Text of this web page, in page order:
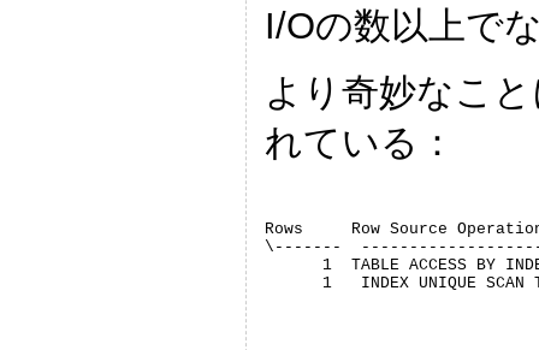
I/Oの数以上で
より奇妙なこ
れている：
Rows     Row Source
\-------
1  TABLE ACCESS BY
1   INDEX UNIQUE SCAN